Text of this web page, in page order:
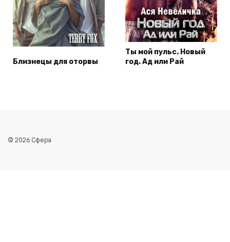
Близнецы для оторвы
Ты мой пульс. Новый
год. Ад или Рай
© 2026 Сфера